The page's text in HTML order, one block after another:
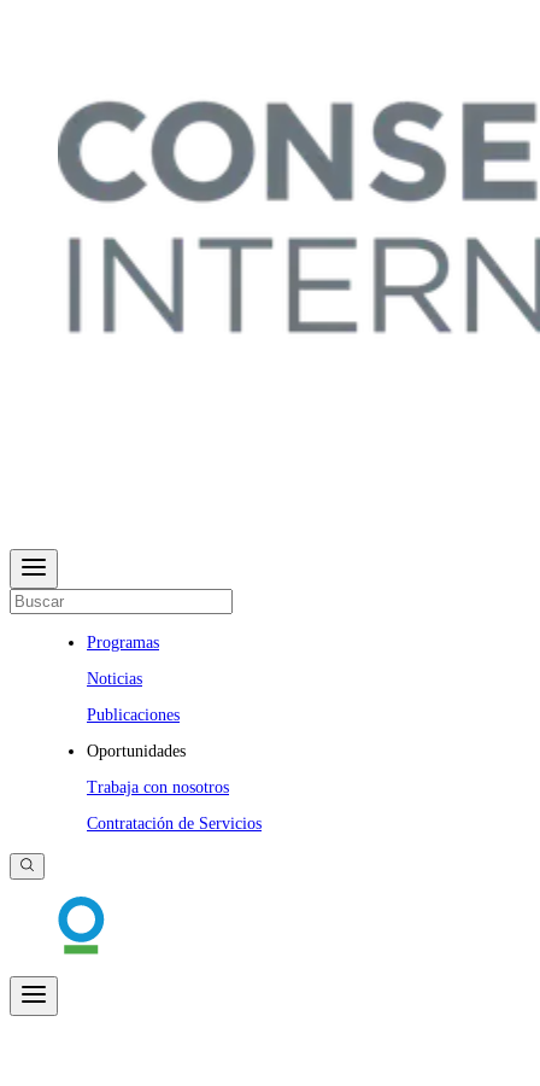
Programas
Noticias
Publicaciones
Oportunidades
Trabaja con nosotros
Contratación de Servicios